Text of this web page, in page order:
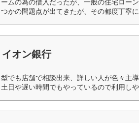
ームの為の借入だったが、一般の住宅ロー
かの問題点が出てきたが、その都度丁寧
イオン銀行
でも店舗で相談出来、詳しい人が色々主
日や遅い時間でもやっているので利用し